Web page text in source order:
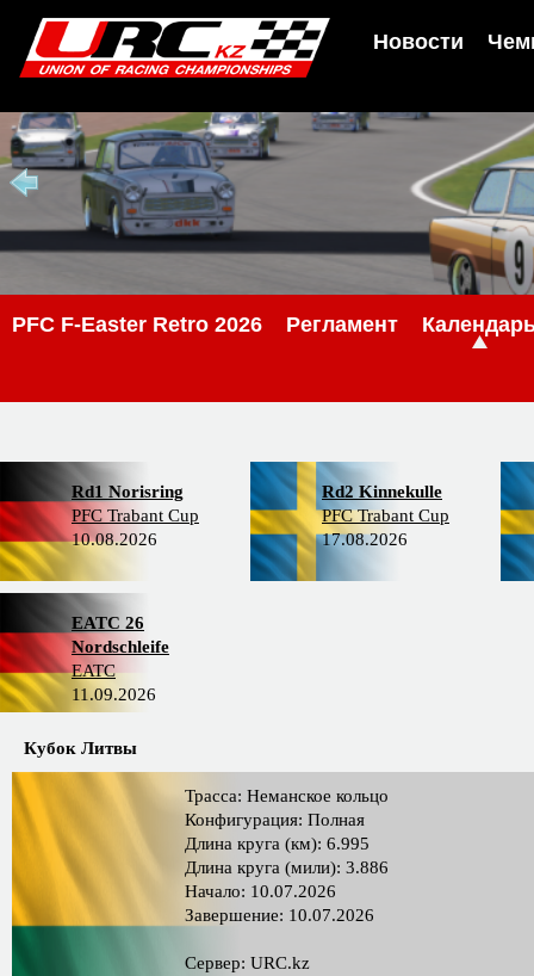
Новости
PFС F-Easter Retro 2026 Регламент
Rd1 Norisring
PFC Trabant Cup
10.08.2026
Rd2 Kinnekulle
PFC Trabant Cup
17.08.2026
EATC 26
Nordschleife
EATC
11.09.2026
Кубок Литвы
Трасса: Неманское кольцо
Конфигурация: Полная
Длина круга (км): 6.995
Длина круга (мили): 3.886
Начало: 10.07.2026
Завершение: 10.07.2026
Сервер: URC.kz